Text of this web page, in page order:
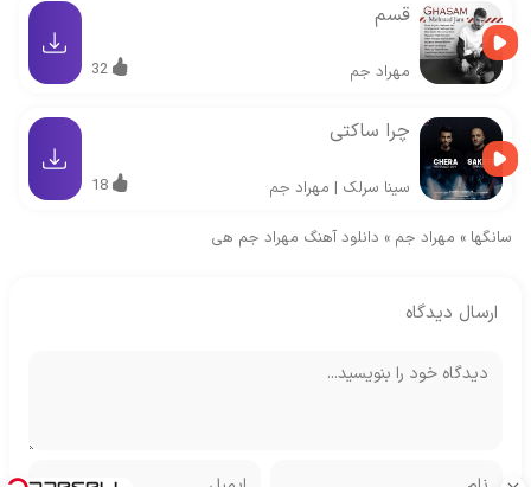
قسم
مهراد جم 32
چرا ساکتی
سینا سرلک | مهراد جم 18
سانگها » مهراد جم » دانلود آهنگ مهراد جم هی
ارسال دیدگاه